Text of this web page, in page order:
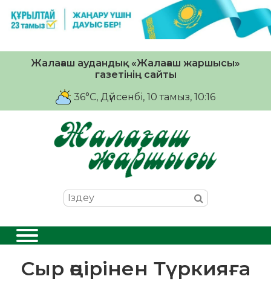
Жалағаш аудандық «Жалағаш жаршысы»
газетінің сайты
36°C, Дүйсенбі, 10 тамыз, 10:16
Сыр өңірінен Түркияға